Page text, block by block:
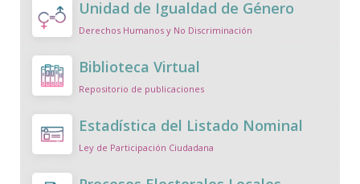
Unidad de Igualdad de Género
Derechos Humanos y No Discriminación
Biblioteca Virtual
Repositorio de publicaciones
Estadística del Listado Nominal
Ley de Participación Ciudadana